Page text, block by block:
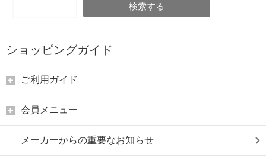
検索する
ショッピングガイド
ご利用ガイド
会員メニュー
メーカーからの重要なお知らせ